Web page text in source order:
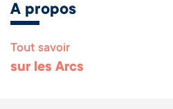
A propos
Tout savoir
sur les Arcs